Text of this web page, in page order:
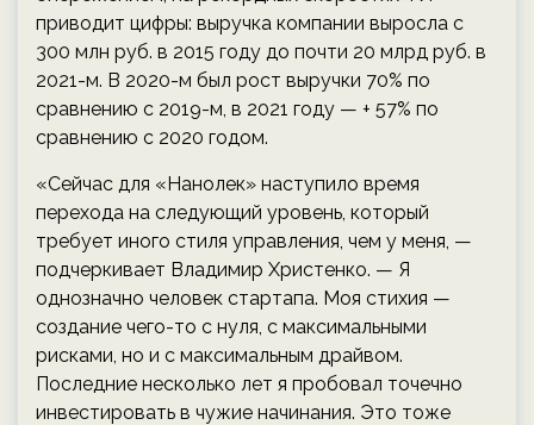
приводит цифры: выручка компании выросла с
300 млн руб. в 2015 году до почти 20 млрд руб. в
2021-м. В 2020-м был рост выручки 70% по
сравнению с 2019-м, в 2021 году — + 57% по
сравнению с 2020 годом.
«Сейчас для «Нанолек» наступило время
перехода на следующий уровень, который
требует иного стиля управления, чем у меня, —
подчеркивает Владимир Христенко. — Я
однозначно человек стартапа. Моя стихия —
создание чего-то с нуля, с максимальными
рисками, но и с максимальным драйвом.
Последние несколько лет я пробовал точечно
инвестировать в чужие начинания. Это тоже